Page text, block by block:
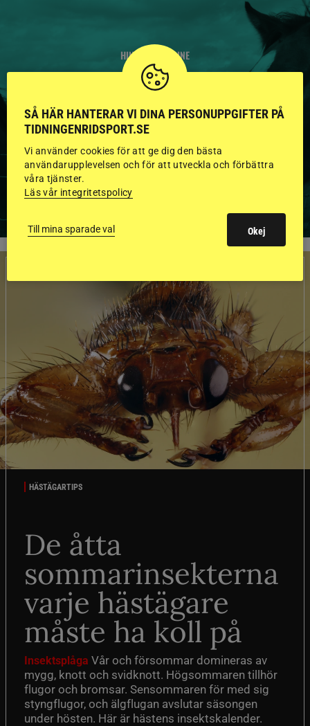
HINGSTAR ONLINE
GODKÄNDA HINGSTAR I
FLERA KATEGORIER MED
BILDER OCH FAKTA
VISA ALLA HINGSTAR
HÄSTÄGARTIPS
De åtta
sommarinsekterna
varje hästägare
måste ha koll på
Insektsplåga Vår och försommar domineras av
mygg, knott och svidknott. Högsommaren tillhör
flugor och bromsar. Sensommaren för med sig
styngflugor, och älgflugan avslutar säsongen
under hösten. Här är hästens insektskalender.
SÅ HÄR HANTERAR VI DINA PERSONUPPGIFTER PÅ
TIDNINGENRIDSPORT.SE
Vi använder cookies för att ge dig den bästa
användarupplevelsen och för att utveckla och förbättra
våra tjänster.
Läs vår integritetspolicy
Till mina sparade val Okej